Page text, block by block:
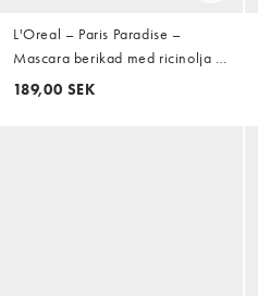
L'Oreal – Paris Paradise –
Mascara berikad med ricinolja –
Intense Black
189,00 SEK